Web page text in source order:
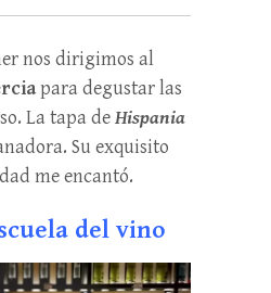
nos dirigimos al
para degustar las
La tapa deHispania
Su exquisito
me encantó.
del vino